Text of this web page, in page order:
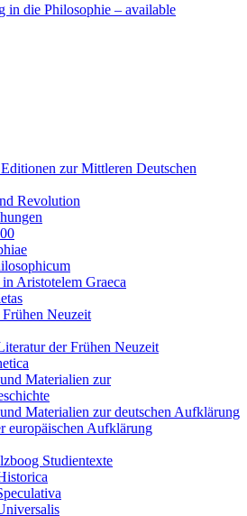
in die Philosophie – available
zur Mittleren Deutschen
Revolution
Aristotelem Graeca
Neuzeit
der Frühen Neuzeit
Materialien zur
Materialien zur deutschen Aufklärung
europäischen Aufklärung
Studientexte